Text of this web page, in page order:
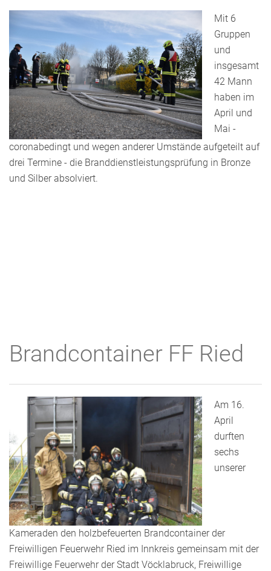
Mit 6
Gruppen
und
insgesamt
42 Mann
haben im
April und
Mai -
coronabedingt und wegen anderer Umstände aufgeteilt auf
drei Termine - die Branddienstleistungsprüfung in Bronze
und Silber absolviert.
Brandcontainer FF Ried
Am 16.
April
durften
sechs
unserer
Kameraden den holzbefeuerten Brandcontainer der
Freiwilligen Feuerwehr Ried im Innkreis gemeinsam mit der
Freiwillige Feuerwehr der Stadt Vöcklabruck, Freiwillige